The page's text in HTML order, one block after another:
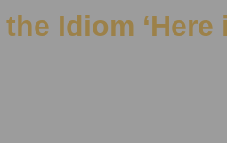
the Idiom